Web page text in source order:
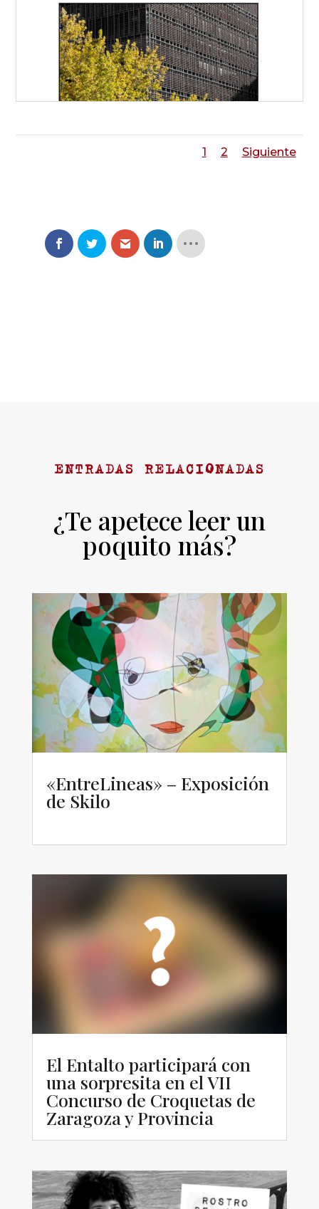
1 2 Siguiente
ENTRADAS RELACIONADAS
¿Te apetece leer un
poquito más?
«EntreLineas» – Exposición
de Skilo
El Entalto participará con
una sorpresita en el VII
Concurso de Croquetas de
Zaragoza y Provincia